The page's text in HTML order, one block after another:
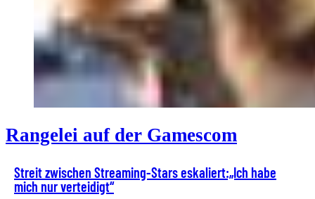
Rangelei auf der Gamescom
Streit zwischen Streaming-Stars eskaliert:„Ich habe
mich nur verteidigt“